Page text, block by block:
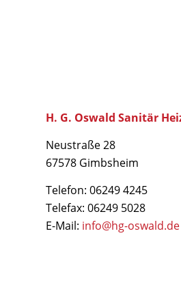
H. G. Oswald Sanitär
Neustraße 28
67578 Gimbsheim
Telefon: 06249 4245
Telefax: 06249 5028
E-Mail: info@hg-oswald.de